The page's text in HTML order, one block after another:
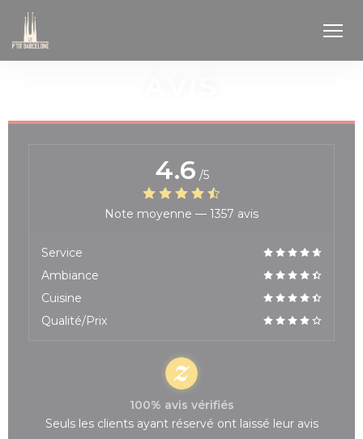
4.6 /5
Note moyenne — 1357 avis
Service
Ambiance
Cuisine
Qualité/Prix
100% avis vérifiés
Seuls les clients ayant réservé ont laissé leur avis